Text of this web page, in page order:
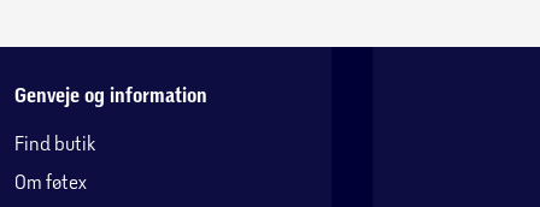
Genveje og information
Find butik
Om føtex